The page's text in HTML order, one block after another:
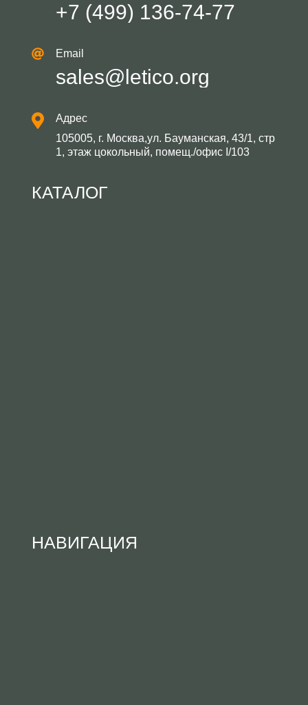
+7 (499) 136-74-77
Email
sales@letico.org
Адрес
105005, г. Москва,ул. Бауманская, 43/1, стр
1, этаж цокольный, помещ./офис I/103
КАТАЛОГ
НАВИГАЦИЯ